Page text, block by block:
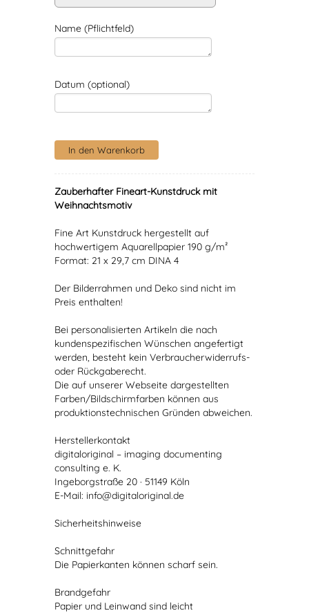
Name (Pflichtfeld)
Datum (optional)
Zauberhafter Fineart-Kunstdruck mit
Weihnachtsmotiv
Fine Art Kunstdruck hergestellt auf
hochwertigem Aquarellpapier 190 g/m²
Format: 21 x 29,7 cm DINA 4
Der Bilderrahmen und Deko sind nicht im
Preis enthalten!
Bei personalisierten Artikeln die nach
kundenspezifischen Wünschen angefertigt
werden, besteht kein Verbraucherwiderrufs-
oder Rückgaberecht.
Die auf unserer Webseite dargestellten
Farben/Bildschirmfarben können aus
produktionstechnischen Gründen abweichen.
Herstellerkontakt
digitaloriginal – imaging documenting
consulting e. K.
Ingeborgstraße 20 · 51149 Köln
E-Mail: info@digitaloriginal.de
Sicherheitshinweise
Schnittgefahr
Die Papierkanten können scharf sein.
Brandgefahr
Papier und Leinwand sind leicht